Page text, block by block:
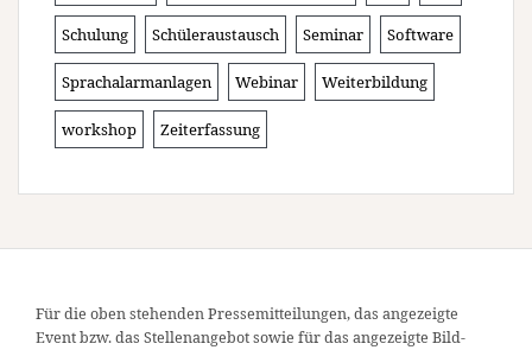
Schulung Schüleraustausch Seminar Software
Sprachalarmanlagen Webinar Weiterbildung
workshop Zeiterfassung
Für die oben stehenden Pressemitteilungen, das angezeigte
Event bzw. das Stellenangebot sowie für das angezeigte Bild-